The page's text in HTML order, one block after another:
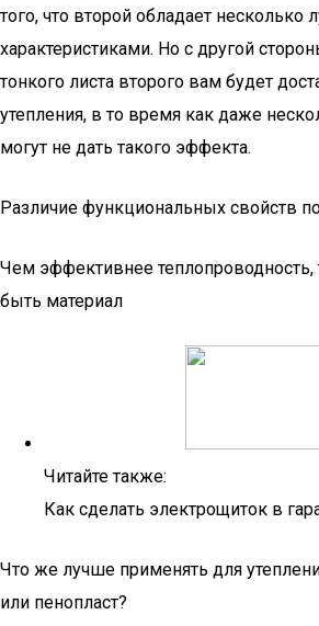
того, что второй обладает несколько
характеристиками. Но с другой
тонкого листа второго вам будет
утепления, в то время как даже
могут не дать такого эффекта.
Различие функциональных свойств
Чем эффективнее
быть материал
Читайте также:
Как сделать электрощиток в
Что же лучше применять для
или пенопласт?